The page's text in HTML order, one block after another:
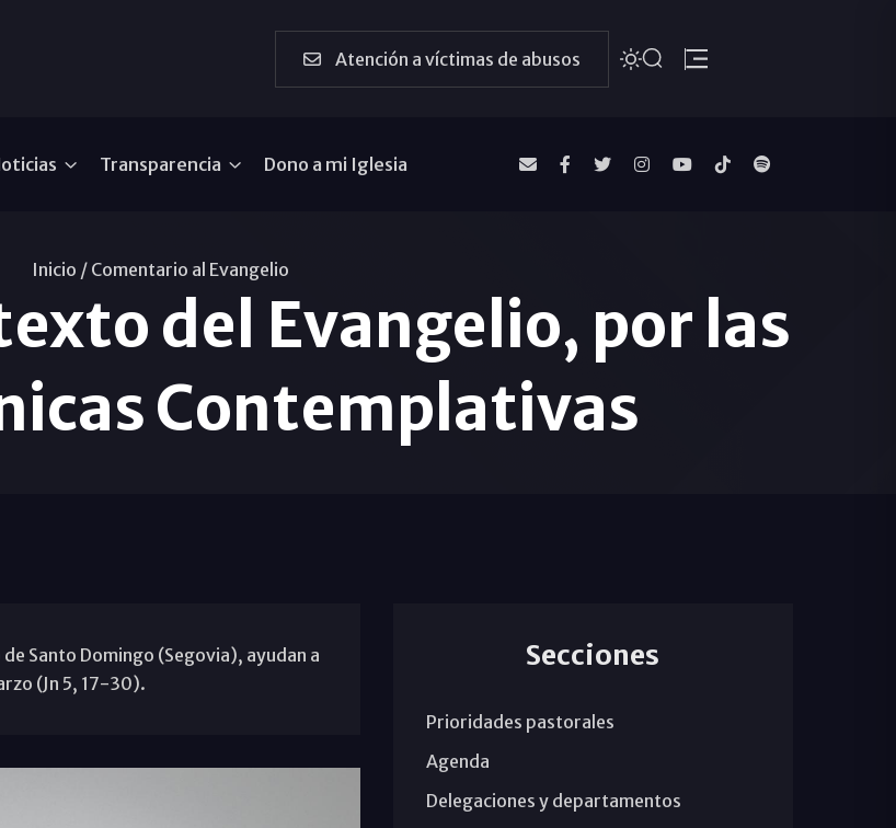
Atención a víctimas de abusos
Transparencia Dono a mi Iglesia
Inicio / Comentario al Evangelio
del Evangelio, por las
Contemplativas
Santo Domingo (Segovia), ayudan a
(Jn 5, 17-30).
Secciones
Prioridades pastorales
Agenda
Delegaciones y departamentos